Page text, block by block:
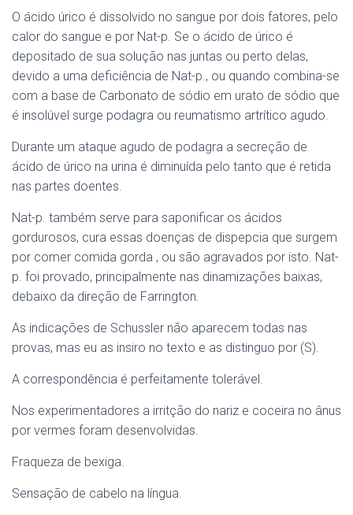
O ácido úrico é dissolvido no sangue por dois fatores, pelo
calor do sangue e por Nat-p. Se o ácido de úrico é
depositado de sua solução nas juntas ou perto delas,
devido a uma deficiência de Nat-p., ou quando combina-se
com a base de Carbonato de sódio em urato de sódio que
é insolúvel surge podagra ou reumatismo artrítico agudo.
Durante um ataque agudo de podagra a secreção de
ácido de úrico na urina é diminuída pelo tanto que é retida
nas partes doentes.
Nat-p. também serve para saponificar os ácidos
gordurosos, cura essas doenças de dispepcia que surgem
por comer comida gorda , ou são agravados por isto. Nat-
p. foi provado, principalmente nas dinamizações baixas,
debaixo da direção de Farrington.
As indicações de Schussler não aparecem todas nas
provas, mas eu as insiro no texto e as distinguo por (S).
A correspondência é perfeitamente tolerável.
Nos experimentadores a irritção do nariz e coceira no ânus
por vermes foram desenvolvidas.
Fraqueza de bexiga.
Sensação de cabelo na língua.